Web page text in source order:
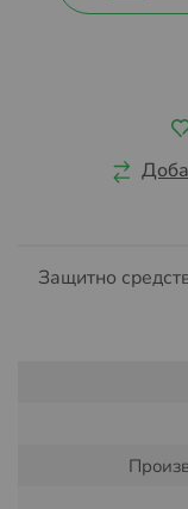
Защитно